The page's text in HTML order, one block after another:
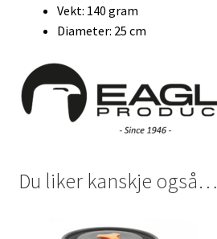
Vekt: 140 gram
Diameter: 25 cm
Du liker kanskje også…